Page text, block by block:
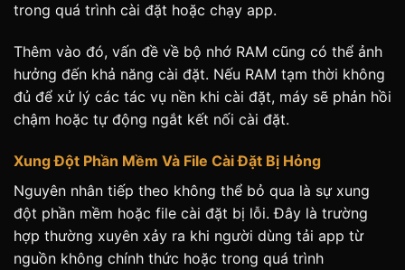
trong quá trình cài đặt hoặc chạy app.
Thêm vào đó, vấn đề về bộ nhớ RAM cũng có thể ảnh
hưởng đến khả năng cài đặt. Nếu RAM tạm thời không
đủ để xử lý các tác vụ nền khi cài đặt, máy sẽ phản hồi
chậm hoặc tự động ngắt kết nối cài đặt.
Xung Đột Phần Mềm Và File Cài Đặt Bị Hỏng
Nguyên nhân tiếp theo không thể bỏ qua là sự xung
đột phần mềm hoặc file cài đặt bị lỗi. Đây là trường
hợp thường xuyên xảy ra khi người dùng tải app từ
nguồn không chính thức hoặc trong quá trình